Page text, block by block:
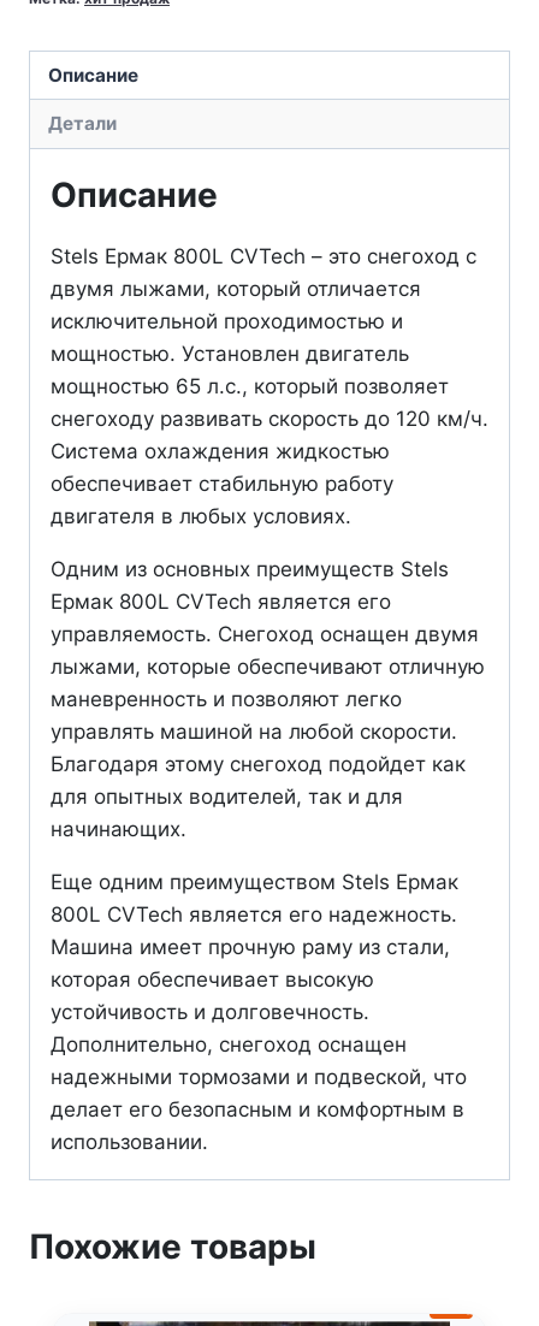
800L
Описание
Детали
Описание
Stels Ермак 800L CVTech – это снегоход с
двумя лыжами, который отличается
исключительной проходимостью и
мощностью. Установлен двигатель
мощностью 65 л.с., который позволяет
снегоходу развивать скорость до 120 км/ч.
Система охлаждения жидкостью
обеспечивает стабильную работу
двигателя в любых условиях.
Одним из основных преимуществ Stels
Ермак 800L CVTech является его
управляемость. Снегоход оснащен двумя
лыжами, которые обеспечивают отличную
маневренность и позволяют легко
управлять машиной на любой скорости.
Благодаря этому снегоход подойдет как
для опытных водителей, так и для
начинающих.
Еще одним преимуществом Stels Ермак
800L CVTech является его надежность.
Машина имеет прочную раму из стали,
которая обеспечивает высокую
устойчивость и долговечность.
Дополнительно, снегоход оснащен
надежными тормозами и подвеской, что
делает его безопасным и комфортным в
использовании.
Похожие товары